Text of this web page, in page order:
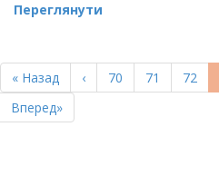
Переглянути
НА
СТОРІНКИ
Перша
сторінка
« Назад
Попередня
сторінка
‹ Page
70 Page
71 Page
72
Остання
сторінка
Вперед»